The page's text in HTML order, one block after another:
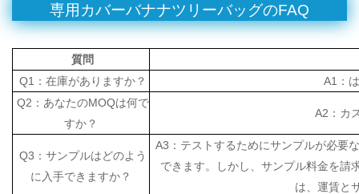
専用カバーバナナツリーバッグのFAQ
質問
Q1：在庫がありますか？
A1：
Q2：あなたのMOQは何で
すか？
A2：カ
Q3：サンプルはどのよう
に入手できますか？
A3：テストするためにサンプルが必要
できます。しかし、サンプル料金を請
は、運賃と